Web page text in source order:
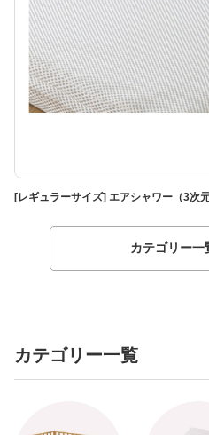
[レギュラーサイズ] エアシャワー（3次
カテゴリー一
カテゴリー一覧